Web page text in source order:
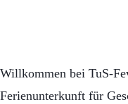
Willkommen bei TuS-
Ferienunterkunft für